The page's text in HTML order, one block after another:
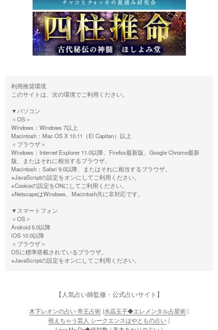
利用推奨環境
このサイトは、次の環境でご利用ください。
▼パソコン
＜OS＞
Windows：Windows 7以上
Macintosh：Mac OS X 10.11（El Capitan）以上
＜ブラウザ＞
Windows：Internet Explorer 11.0以降、Firefox最新版、Google Chrome最新
版、またはそれに相当するブラウザ。
Macintosh：Safari 9.0以降、またはそれに相当するブラウザ。
※JavaScriptの設定をオンにしてご利用ください。
※Cookieの設定をONにしてご利用ください。
※NetscapeはWindows、Macintosh共に非対応です。
▼スマートフォン
＜OS＞
Android 5.0以降
iOS 10.0以降
＜ブラウザ＞
OSに標準搭載されているブラウザ。
※JavaScriptの設定をオンにしてご利用ください。
【人気占い師監修・公式占いサイト】
木下レオンの占い 帝王占術 水晶玉子◆エレメンタル占星術
視えちゃう芸人 シークエンスはやともの占い